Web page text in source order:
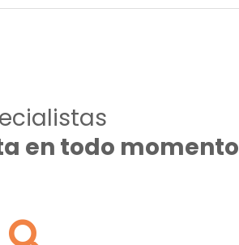
en todo momento